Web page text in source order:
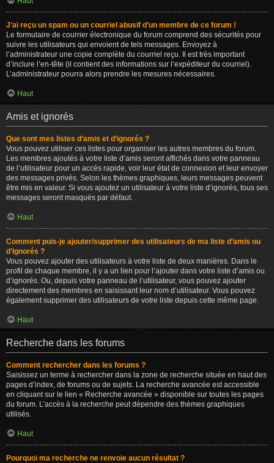
J’ai reçu un spam ou un courriel abusif d’un membre de ce forum !
Le formulaire de courrier électronique du forum comprend des sécurités pour
suivre les utilisateurs qui envoient de tels messages. Envoyez à
l’administrateur une copie complète du courriel reçu. Il est très important
d’inclure l’en-tête (il contient des informations sur l’expéditeur du courriel).
L’administrateur pourra alors prendre les mesures nécessaires.
Haut
Amis et ignorés
Que sont mes listes d’amis et d’ignorés ?
Vous pouvez utiliser ces listes pour organiser les autres membres du forum.
Les membres ajoutés à votre liste d’amis seront affichés dans votre panneau
de l’utilisateur pour un accès rapide, voir leur état de connexion et leur envoyer
des messages privés. Selon les thèmes graphiques, leurs messages peuvent
être mis en valeur. Si vous ajoutez un utilisateur à votre liste d’ignorés, tous ses
messages seront masqués par défaut.
Haut
Comment puis-je ajouter/supprimer des utilisateurs de ma liste d’amis ou
d’ignorés ?
Vous pouvez ajouter des utilisateurs à votre liste de deux manières. Dans le
profil de chaque membre, il y a un lien pour l’ajouter dans votre liste d’amis ou
d’ignorés. Ou, depuis votre panneau de l’utilisateur, vous pouvez ajouter
directement des membres en saisissant leur nom d’utilisateur. Vous pouvez
également supprimer des utilisateurs de votre liste depuis cette même page.
Haut
Recherche dans les forums
Comment rechercher dans les forums ?
Saisissez un terme à rechercher dans la zone de recherche située en haut des
pages d’index, de forums ou de sujets. La recherche avancée est accessible
en cliquant sur le lien « Recherche avancée » disponible sur toutes les pages
du forum. L’accès à la recherche peut dépendre des thèmes graphiques
utilisés.
Haut
Pourquoi ma recherche ne renvoie aucun résultat ?